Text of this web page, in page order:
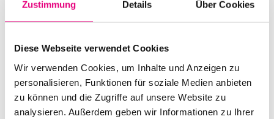
Zustimmung Details Über Cookies
Diese Webseite verwendet Cookies
Wir verwenden Cookies, um Inhalte und Anzeigen zu
personalisieren, Funktionen für soziale Medien anbieten
zu können und die Zugriffe auf unsere Website zu
analysieren. Außerdem geben wir Informationen zu Ihrer
zum Quartett von Simin Tander. 2017 nahm er für ECM
sein erstes Soloalbum auf, ganz frisch erschienen ist
seinen Einflüssen zählt er Anthony Jackson, Alan
Holdsworth und Carles Benavent. Für junge
Musiker:innen aber ist Meyer selbst inzwischen ein